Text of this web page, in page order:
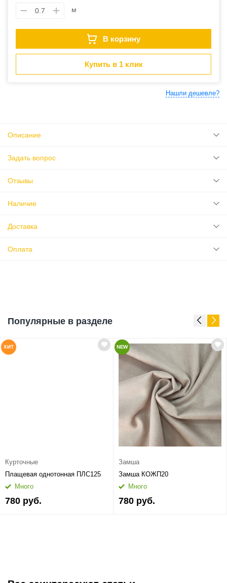
м
В корзину
Купить в 1 клик
Нашли дешевле?
Описание
Задать вопрос
Отзывы
Наличие
Доставка
Оплата
Популярные в разделе
ХИТ
Курточные
Плащевая однотонная ПЛС125
Много
780 руб.
NEW
Замша
Замша КОЖП20
Много
780 руб.